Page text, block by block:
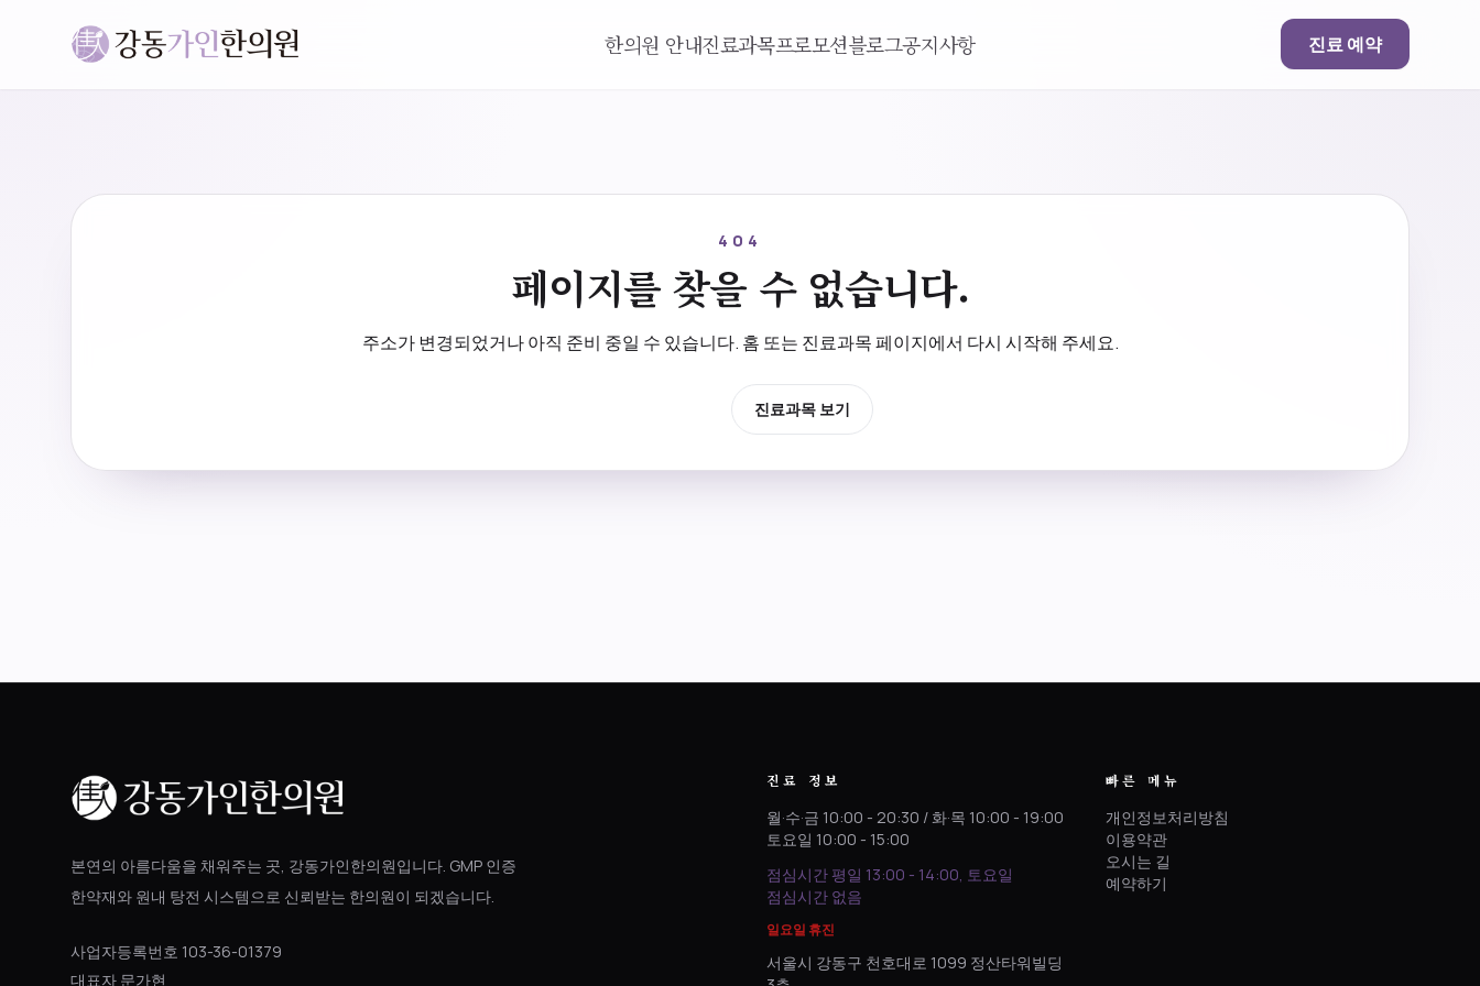
한의원 안내진료과목프로모션블로그공지사항 진료 예약
404
페이지를 찾을 수 없습니다.
주소가 변경되었거나 아직 준비 중일 수 있습니다. 홈 또는 진료과목 페이지에서 다시 시작해 주세요.
진료과목 보기
본연의 아름다움을 채워주는 곳, 강동가인한의원입니다. GMP 인증
한약재와 원내 탕전 시스템으로 신뢰받는 한의원이 되겠습니다.
사업자등록번호 103-36-01379
대표자 문가현
진료 정보
월·수·금 10:00 - 20:30 / 화·목 10:00 - 19:00
토요일 10:00 - 15:00
점심시간 평일 13:00 - 14:00, 토요일
점심시간 없음
일요일 휴진
서울시 강동구 천호대로 1099 정산타워빌딩
빠른 메뉴
개인정보처리방침
이용약관
오시는 길
예약하기